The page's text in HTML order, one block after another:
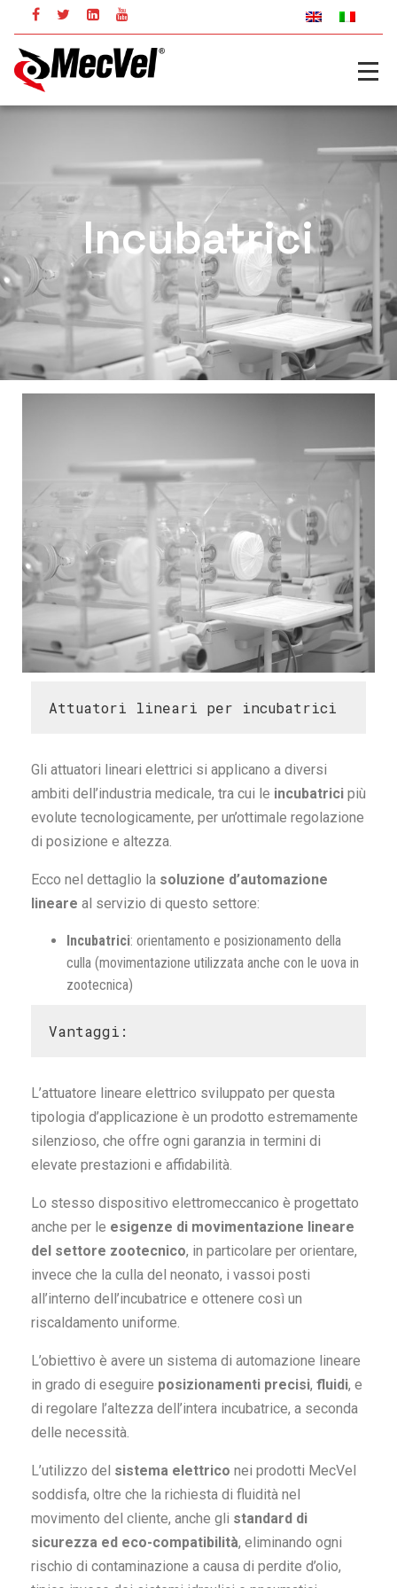
Incubatrici
Attuatori lineari per incubatrici
Gli attuatori lineari elettrici si applicano a diversi
ambiti dell’industria medicale, tra cui le incubatrici più
evolute tecnologicamente, per un’ottimale regolazione
di posizione e altezza.
Ecco nel dettaglio la soluzione d’automazione
lineare al servizio di questo settore:
Incubatrici: orientamento e posizionamento della
culla (movimentazione utilizzata anche con le uova in
zootecnica)
Vantaggi:
L’attuatore lineare elettrico sviluppato per questa
tipologia d’applicazione è un prodotto estremamente
silenzioso, che offre ogni garanzia in termini di
elevate prestazioni e affidabilità.
Lo stesso dispositivo elettromeccanico è progettato
anche per le esigenze di movimentazione lineare
del settore zootecnico, in particolare per orientare,
invece che la culla del neonato, i vassoi posti
all’interno dell’incubatrice e ottenere così un
riscaldamento uniforme.
L’obiettivo è avere un sistema di automazione lineare
in grado di eseguire posizionamenti precisi, fluidi, e
di regolare l’altezza dell’intera incubatrice, a seconda
delle necessità.
L’utilizzo del sistema elettrico nei prodotti MecVel
soddisfa, oltre che la richiesta di fluidità nel
movimento del cliente, anche gli standard di
sicurezza ed eco-compatibilità, eliminando ogni
rischio di contaminazione a causa di perdite d’olio,